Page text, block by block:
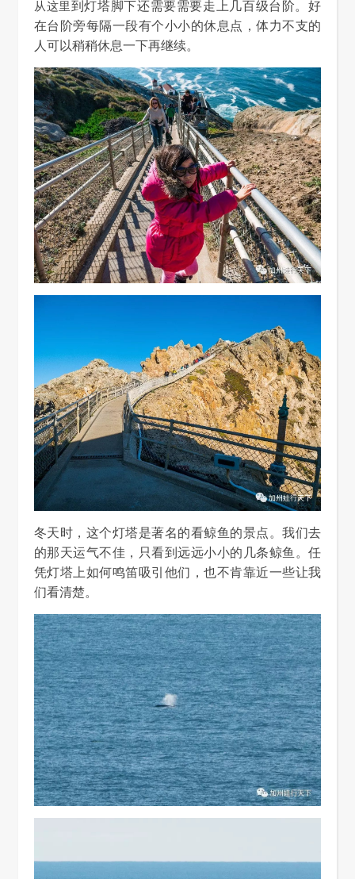
从这里到灯塔脚下还需要需要走上几百级台阶。好
在台阶旁每隔一段有个小小的休息点，体力不支的
人可以稍稍休息一下再继续。
冬天时，这个灯塔是著名的看鲸鱼的景点。我们去
的那天运气不佳，只看到远远小小的几条鲸鱼。任
凭灯塔上如何鸣笛吸引他们，也不肯靠近一些让我
们看清楚。